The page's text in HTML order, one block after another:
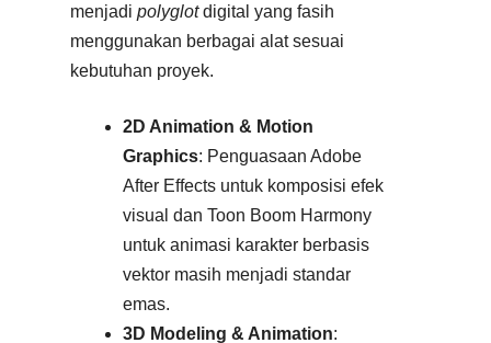
menjadipolyglotdigital yang fasih
menggunakan berbagai alat sesuai
kebutuhan proyek.
2D Animation & Motion
Graphics: Penguasaan Adobe
After Effects untuk komposisi efek
visual dan Toon Boom Harmony
untuk animasi karakter berbasis
vektor masih menjadi standar
emas.
3D Modeling & Animation: